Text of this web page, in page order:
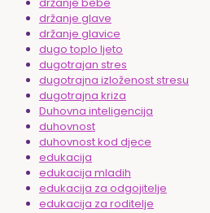
držanje glave
držanje glavice
dugo toplo ljeto
dugotrajan stres
dugotrajna izloženost stresu
dugotrajna kriza
Duhovna inteligencija
duhovnost
duhovnost kod djece
edukacija
edukacija mladih
edukacija za odgojitelje
edukacija za roditelje